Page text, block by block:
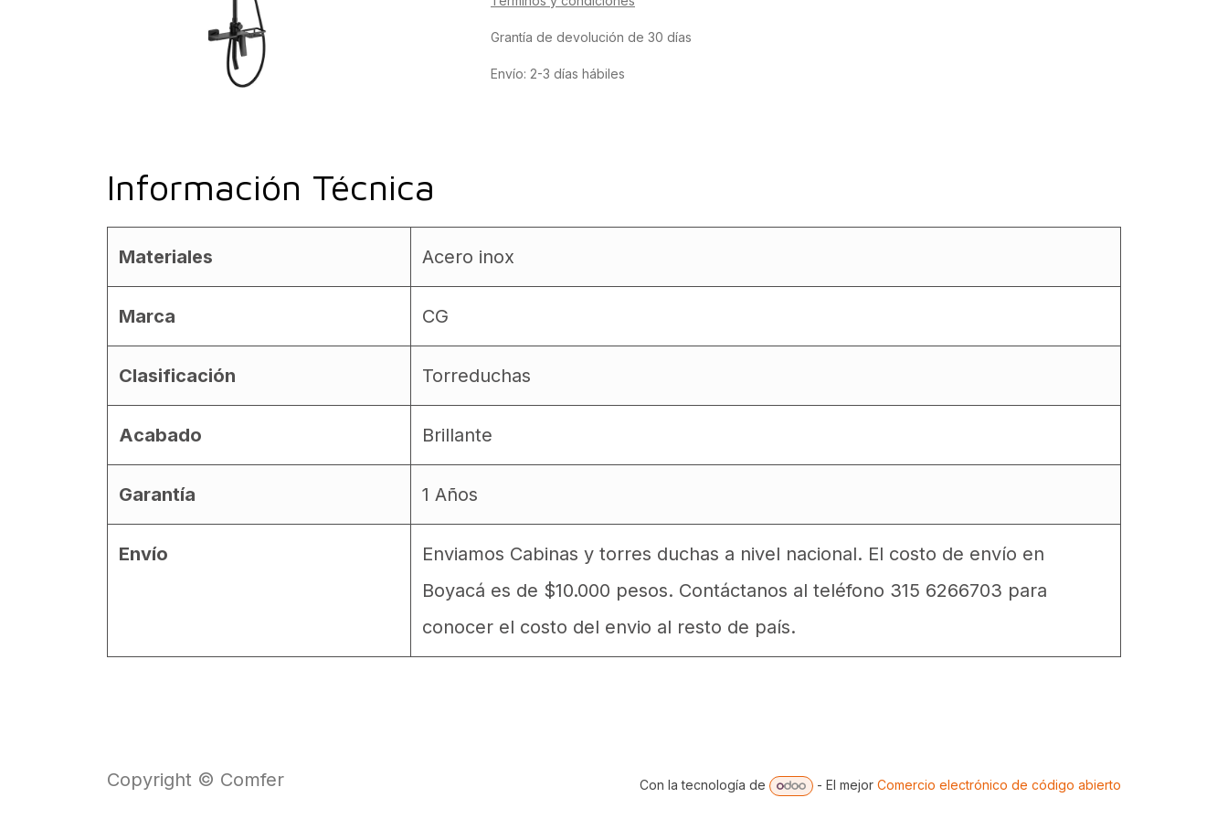
Grantía de devolución de 30 días
Envío: 2-3 días hábiles
Información Técnica
Materiales Acero inox
Marca CG
Clasificación Torreduchas
Acabado Brillante
Garantía 1 Años
Envío
Enviamos Cabinas y torres duchas a nivel nacional. El costo de envío en
Boyacá es de $10.000 pesos. Contáctanos al teléfono 315 6266703 para
conocer el costo del envio al resto de país.
Copyright © Comfer Con la tecnología de - El mejor Comercio electrónico de código abierto